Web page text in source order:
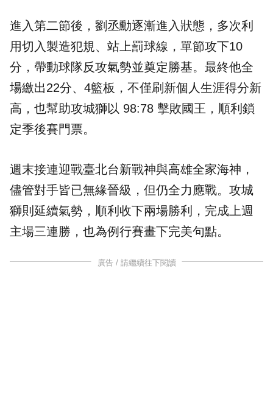
進入第二節後，劉丞勳逐漸進入狀態，多次利
用切入製造犯規、站上罰球線，單節攻下10
分，帶動球隊反攻氣勢並奠定勝基。最終他全
場繳出22分、4籃板，不僅刷新個人生涯得分新
高，也幫助攻城獅以 98:78 擊敗國王，順利鎖
定季後賽門票。
週末接連迎戰臺北台新戰神與高雄全家海神，
儘管對手皆已無緣晉級，但仍全力應戰。攻城
獅則延續氣勢，順利收下兩場勝利，完成上週
主場三連勝，也為例行賽畫下完美句點。
廣告 / 請繼續往下閱讀